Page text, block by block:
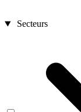
Secteurs